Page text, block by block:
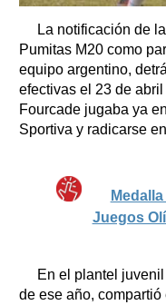
La notificación de
Pumitas M20 como
equipo argentino,
efectivas el 23 de
Fourcade jugaba ya
Sportiva y radicarse
Juegos
En el plantel
de ese año,